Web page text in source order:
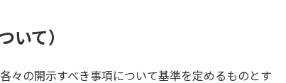
いて）
々の開示すべき事項について基準を定めるものとす